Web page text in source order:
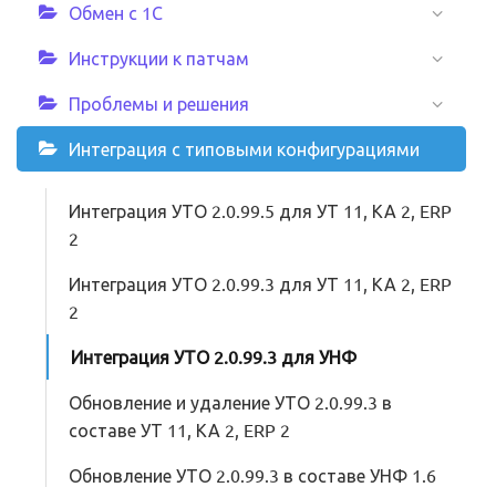
Обмен с 1С
Инструкции к патчам
Проблемы и решения
Интеграция с типовыми конфигурациями
Интеграция УТО 2.0.99.5 для УТ 11, КА 2, ERP
2
Интеграция УТО 2.0.99.3 для УТ 11, КА 2, ERP
2
Интеграция УТО 2.0.99.3 для УНФ
Обновление и удаление УТО 2.0.99.3 в
составе УТ 11, КА 2, ERP 2
Обновление УТО 2.0.99.3 в составе УНФ 1.6